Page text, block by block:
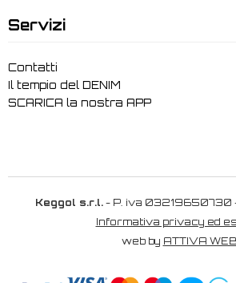
Servizi
Contatti
Il tempio del DENIM
SCARICA la nostra APP
Keggol s.r.l.- P. iva 03219650730
Informativa privacy ed
web by ATTIVA WEB